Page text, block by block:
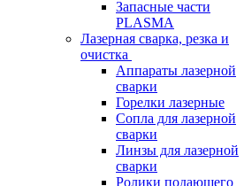
Запасные части
PLASMA
Лазерная сварка, резка и
очистка
Аппараты лазерной
сварки
Горелки лазерные
Сопла для лазерной
сварки
Линзы для лазерной
сварки
Ролики подающего